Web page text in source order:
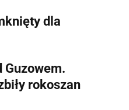
dla
Guzowem.
rokoszan